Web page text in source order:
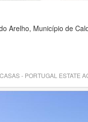
Arelho, Município de
- PORTUGAL ESTATE